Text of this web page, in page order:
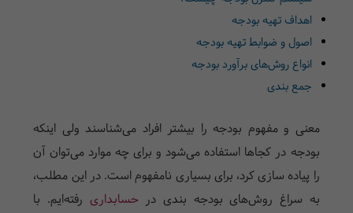
اهداف تهیه بودجه
اصول و ضوابط تهیه بودجه
انواع روش‌های برآورد بودجه
جمع بندی
معنی و مفهوم بودجه را بیشتر افراد می‌شناسند ولی اینکه
بودجه در کجا‌ها استفاده می‌شود و برای چه موارد می‌توان آن
را پیاده سازی کرد، برای بسیاری نامفهوم است. در این مطلب،
به سراغ روش‌های بودجه بندی درحسابداری رفته‌ایم. با